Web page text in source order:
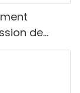
de